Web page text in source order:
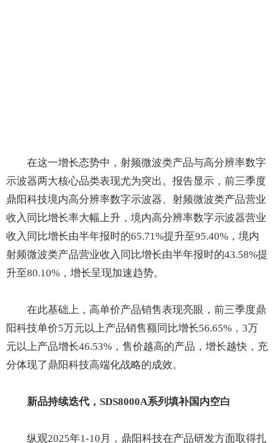
在这一增长态势中，射频微波类产品与高分辨率数字
示波器两大核心品类表现尤为突出。报告显示，前三季度
鼎阳科技境内高分辨率数字示波器、射频微波类产品营业
收入同比增长率大幅上升，境内高分辨率数字示波器营业
收入同比增长由半年报时的65.71%提升至95.40%，境内
射频微波类产品营业收入同比增长由半年报时的43.58%提
升至80.10%，增长呈现加速趋势。
在此基础上，高单价产品销售表现亮眼，前三季度鼎
阳科技单价5万元以上产品销售额同比增长56.65%，3万
元以上产品增长46.53%，售价越高的产品，增长越快，充
分体现了鼎阳科技高端化战略的成效。
新品持续迭代， SDS8000A系列 填补国内空白
纵观2025年1-10月，鼎阳科技在产品研发方面取得扎